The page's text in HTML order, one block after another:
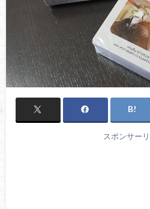
スポンサー